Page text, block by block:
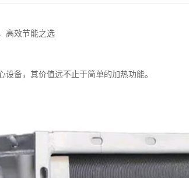
高效节能之选
备，其价值远不止于简单的加热功能。